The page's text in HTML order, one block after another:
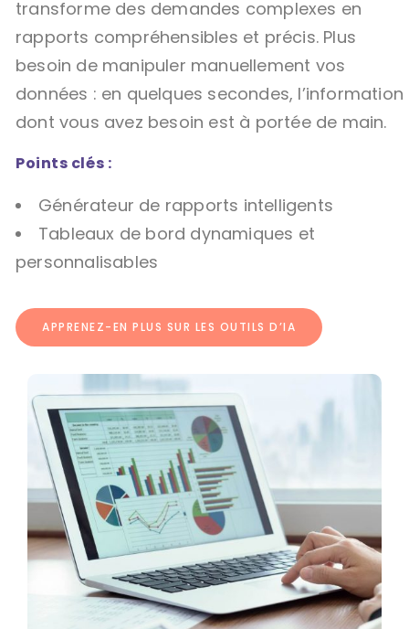
transforme des demandes complexes en
rapports compréhensibles et précis. Plus
besoin de manipuler manuellement vos
données : en quelques secondes, l’information
dont vous avez besoin est à portée de main.
Points clés :
Générateur de rapports intelligents
Tableaux de bord dynamiques et
personnalisables
APPRENEZ-EN PLUS SUR LES OUTILS D’IA